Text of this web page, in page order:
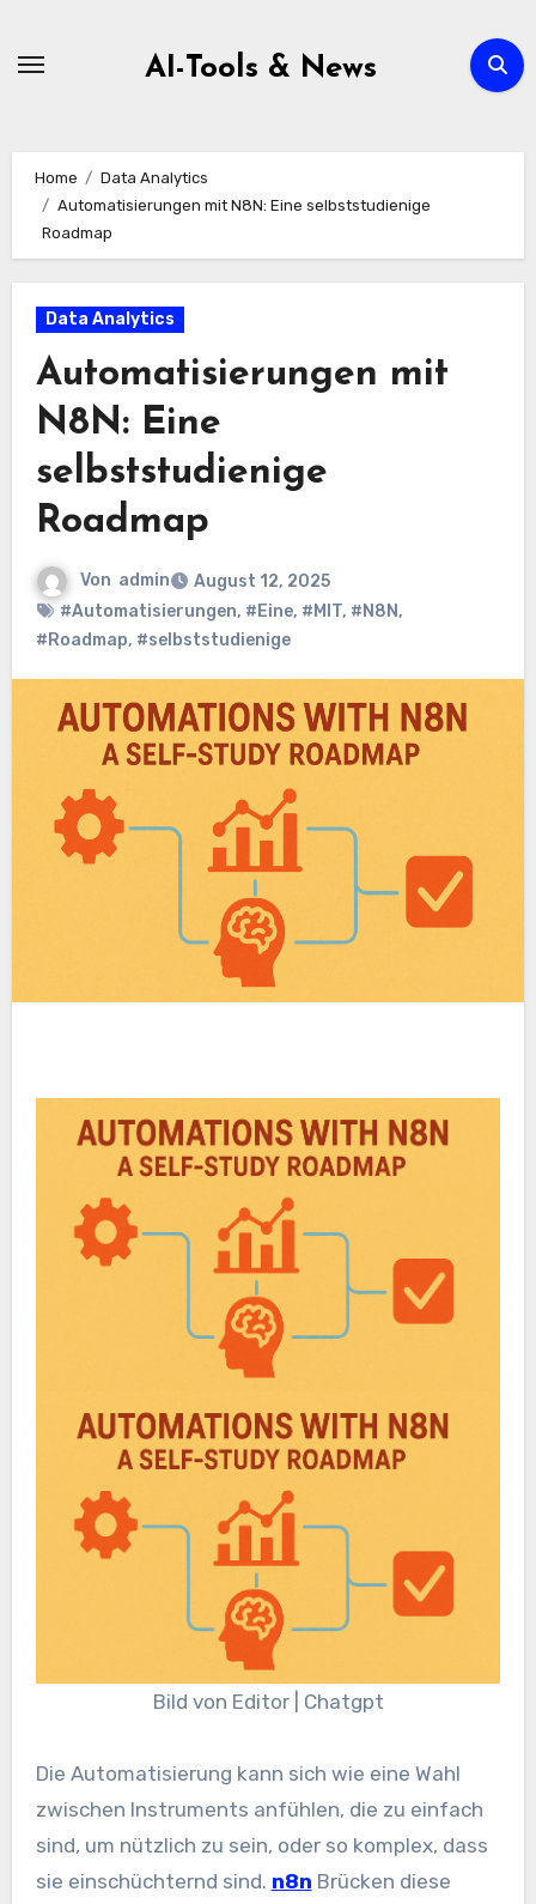
AI-Tools & News
Home
Data Analytics
Automatisierungen mit N8N: Eine selbststudienige
Roadmap
Data Analytics
Automatisierungen mit
N8N: Eine
selbststudienige
Roadmap
Von admin
August 12, 2025
#Automatisierungen, #Eine, #MIT, #N8N,
#Roadmap, #selbststudienige
Bild von Editor | Chatgpt
Die Automatisierung kann sich wie eine Wahl
zwischen Instruments anfühlen, die zu einfach
sind, um nützlich zu sein, oder so komplex, dass
sie einschüchternd sind. n8n Brücken diese